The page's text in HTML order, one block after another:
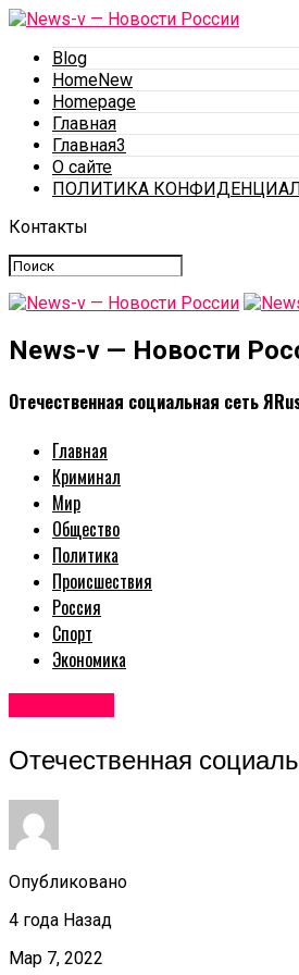
Blog
HomeNew
Homepage
Главная
Главная3
О сайте
ПОЛИТИКА
Контакты
News-v — Новости
Отечественная социальная сеть
Главная
Криминал
Мир
Общество
Политика
Происшествия
Россия
Спорт
Экономика
Отечественная
Опубликовано
4 года Назад
Мар 7, 2022